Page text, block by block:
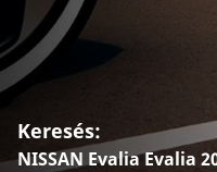
Keresés:
NISSAN Evalia Evalia